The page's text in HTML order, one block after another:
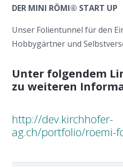
DER MINI RÖMI® START UP
Unser Folientunnel für den
Hobbygärtner und
Unter folgendem
zu weiteren
http://dev.kirchhofer-
ag.ch/portfolio/roemi-